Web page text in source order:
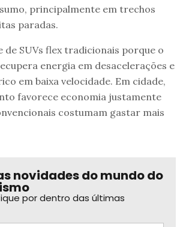
principalmente em trechos
paradas.
de SUVs flex tradicionais porque o
energia em desacelerações e
em baixa velocidade. Em cidade,
favorece economia justamente
costumam gastar mais
novidades do mundo do
por dentro das últimas